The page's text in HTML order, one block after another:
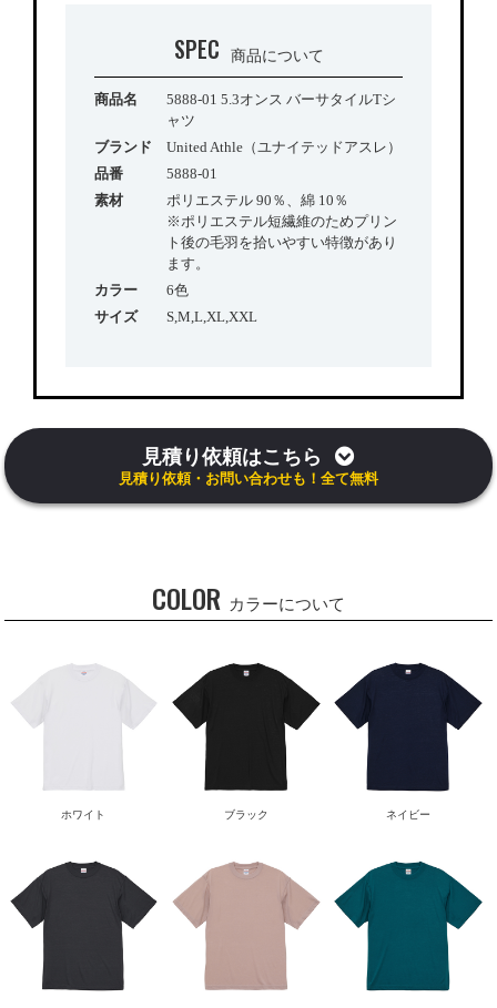
SPEC 商品について
商品名
5888-01 5.3オンス バーサタイルTシ
ャツ
ブランド
United Athle（ユナイテッドアスレ）
品番
5888-01
素材
ポリエステル 90％、綿 10％
※ポリエステル短繊維のためプリン
ト後の毛羽を拾いやすい特徴があり
ます。
カラー
6色
サイズ
S,M,L,XL,XXL
見積り依頼はこちら
見積り依頼・お問い合わせも！全て無料
COLOR カラーについて
ホワイト ブラック ネイビー